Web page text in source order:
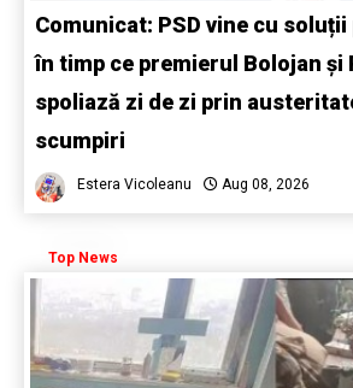
Comunicat: PSD vine cu
în timp ce premierul Bolojan și
spoliază zi de zi prin
scumpiri
Estera Vicoleanu Aug 08, 2026
Top News